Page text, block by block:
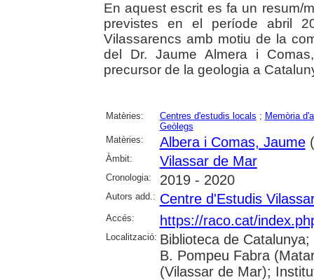
En aquest escrit es fa un resum/
previstes en el període abril
Vilassarencs amb motiu de la
del Dr. Jaume Almera i
precursor de la geologia a
Matèries: Centres d'estudis locals ; Memòria
Geòlegs
Matèries:
Albera i Comas, Jaume
Àmbit: Vilassar de Mar
Cronologia: 2019 - 2020
Autors add.: Centre d'Estudis
Accés: https://raco.cat/
Localització: Biblioteca de
B. Pompeu Fabra
(Vilassar de Mar);